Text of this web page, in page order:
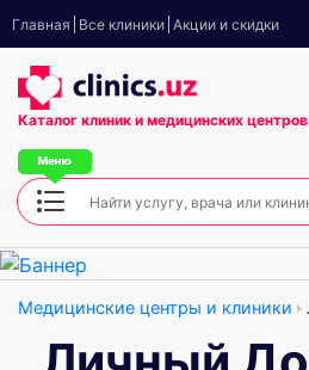
Главная Все клиники Акции и скидки
Каталог клиник и медицинских центров
Медицинские центры и клиники